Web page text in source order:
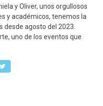
y Oliver, unos orgullosos
y académicos, tenemos la
desde agosto del 2023.
uno de los eventos que